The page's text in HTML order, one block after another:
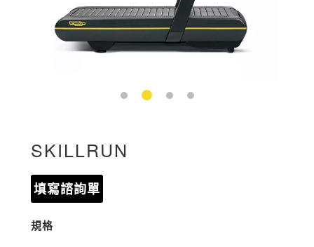
SKILLRUN
填寫諮詢單
規格